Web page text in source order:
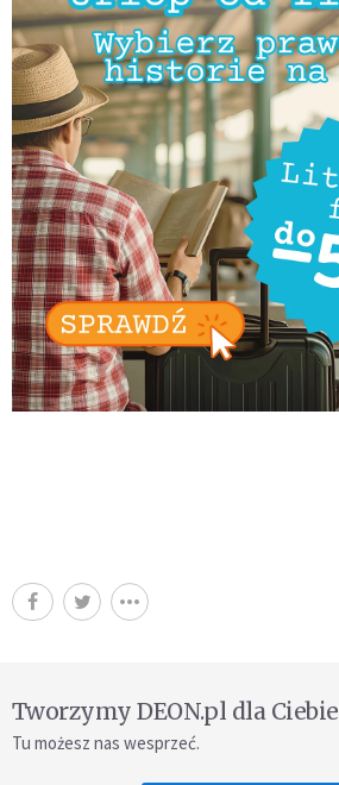
Tworzymy DEON.pl dla Ciebie
Tu możesz nas wesprzeć.